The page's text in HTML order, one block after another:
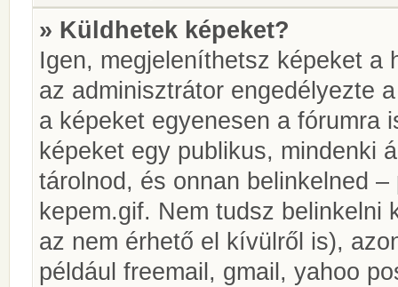
» Küldhetek képeket?
Igen, megjeleníthetsz képeket a
az adminisztrátor engedélyezte
a képeket egyenesen a fórumra
képeket egy publikus, mindenki
tárolnod, és onnan belinkelned
kepem.gif. Nem tudsz belinkelni
az nem érhető el kívülről is),
például freemail, gmail, yahoo